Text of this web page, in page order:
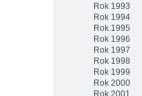
Rok 1993
Rok 1994
Rok 1995
Rok 1996
Rok 1997
Rok 1998
Rok 1999
Rok 2000
Rok 2001